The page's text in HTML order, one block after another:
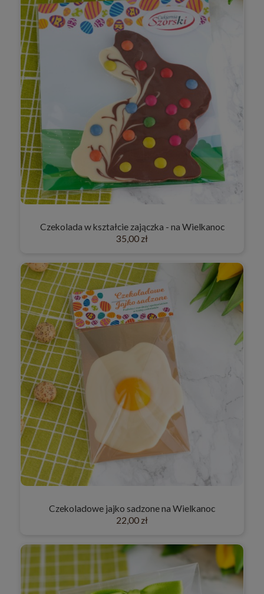
Czekolada w kształcie zajączka - na Wielkanoc
35,00 zł
Czekoladowe jajko sadzone na Wielkanoc
22,00 zł